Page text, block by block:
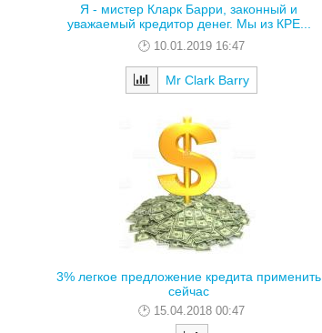
Я - мистер Кларк Барри, законный и
уважаемый кредитор денег. Мы из КРЕ...
10.01.2019 16:47
Mr Clark Barry
3% легкое предложение кредита применить
сейчас
15.04.2018 00:47